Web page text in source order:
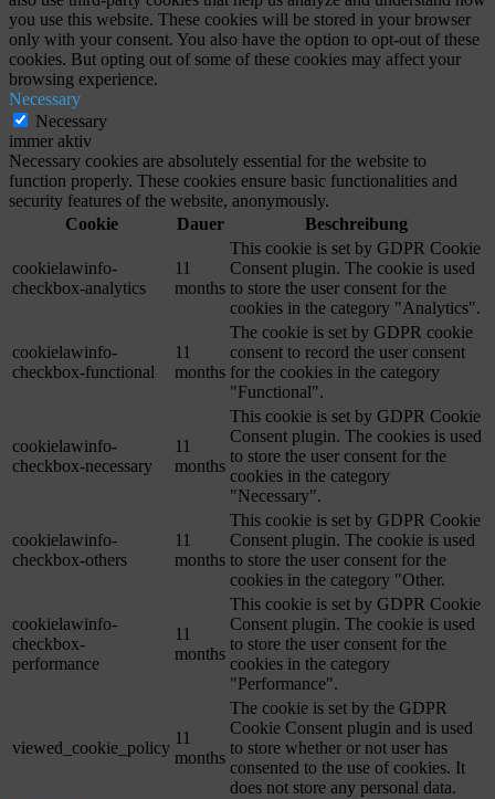
you use this website. These cookies will be stored in your browser
only with your consent. You also have the option to opt-out of these
cookies. But opting out of some of these cookies may affect your
browsing experience.
Necessary
Necessary
immer aktiv
Necessary cookies are absolutely essential for the website to
function properly. These cookies ensure basic functionalities and
security features of the website, anonymously.
Cookie
Dauer Beschreibung
cookielawinfo-
checkbox-analytics
11
months
This cookie is set by GDPR Cookie
Consent plugin. The cookie is used
to store the user consent for the
cookies in the category "Analytics".
cookielawinfo-
checkbox-functional
11
months
The cookie is set by GDPR cookie
consent to record the user consent
for the cookies in the category
"Functional".
cookielawinfo-
checkbox-necessary
11
months
This cookie is set by GDPR Cookie
Consent plugin. The cookies is used
to store the user consent for the
cookies in the category
"Necessary".
cookielawinfo-
checkbox-others
11
months
This cookie is set by GDPR Cookie
Consent plugin. The cookie is used
to store the user consent for the
cookies in the category "Other.
cookielawinfo-
checkbox-
performance
11
months
This cookie is set by GDPR Cookie
Consent plugin. The cookie is used
to store the user consent for the
cookies in the category
"Performance".
viewed_cookie_policy
11
months
The cookie is set by the GDPR
Cookie Consent plugin and is used
to store whether or not user has
consented to the use of cookies. It
does not store any personal data.